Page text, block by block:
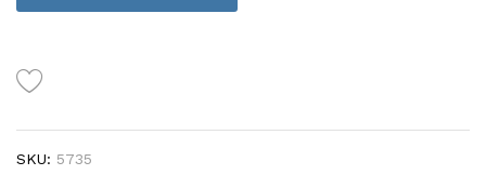
Lèvres
Ultra
et
Réparateur
SKU: 5735